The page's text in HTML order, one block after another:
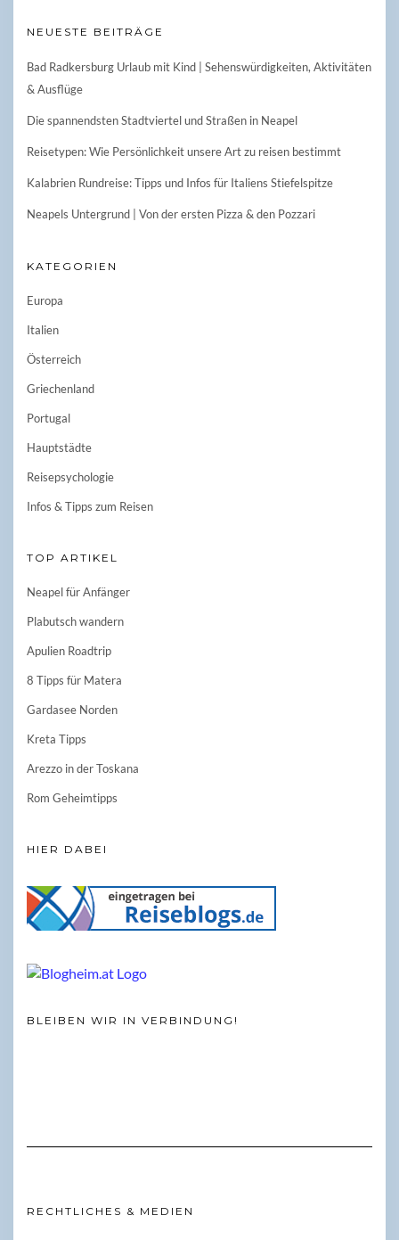
NEUESTE BEITRÄGE
Bad Radkersburg Urlaub mit Kind | Sehenswürdigkeiten, Aktivitäten
& Ausflüge
Die spannendsten Stadtviertel und Straßen in Neapel
Reisetypen: Wie Persönlichkeit unsere Art zu reisen bestimmt
Kalabrien Rundreise: Tipps und Infos für Italiens Stiefelspitze
Neapels Untergrund | Von der ersten Pizza & den Pozzari
KATEGORIEN
Europa
Italien
Österreich
Griechenland
Portugal
Hauptstädte
Reisepsychologie
Infos & Tipps zum Reisen
TOP ARTIKEL
Neapel für Anfänger
Plabutsch wandern
Apulien Roadtrip
8 Tipps für Matera
Gardasee Norden
Kreta Tipps
Arezzo in der Toskana
Rom Geheimtipps
HIER DABEI
BLEIBEN WIR IN VERBINDUNG!
RECHTLICHES & MEDIEN